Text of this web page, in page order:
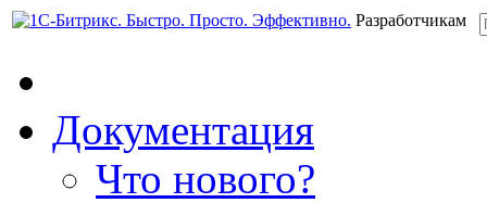
Разработчикам
Документация
Что нового?